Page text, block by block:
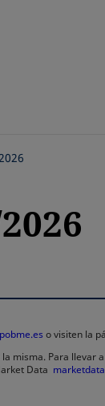
o visiten la
misma. Para llevar
Data